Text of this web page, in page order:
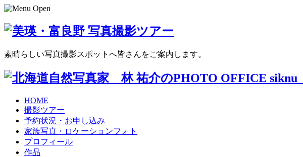
素晴らしい写真撮影スポットへ皆さんをご案内します。
HOME
撮影ツアー
予約状況・お申し込み
家族写真・ロケーションフォト
プロフィール
作品